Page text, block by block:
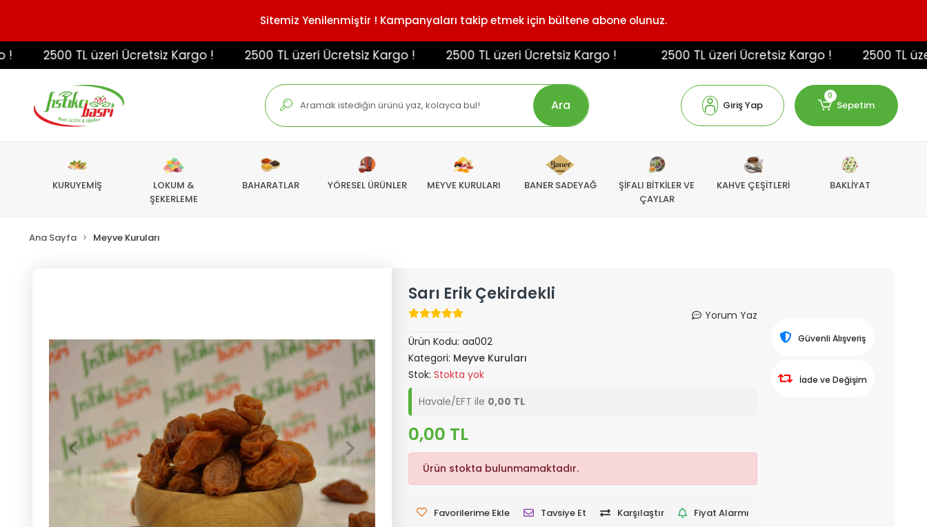
Sitemiz Yenilenmiştir ! Kampanyaları takip etmek için bültene abone olunuz.
2500 TL üzeri Ücretsiz Kargo ! 2500 TL üzeri Ücretsiz Kargo ! 2500 TL üzeri Ücretsiz Kargo ! 2500 TL üzeri Ücretsiz Kargo ! 2500 TL üzeri
Ara Giriş Yap
0
Sepetim
KURUYEMİŞ
LOKUM &
ŞEKERLEME
BAHARATLAR YÖRESEL ÜRÜNLER MEYVE KURULARI BANER SADEYAĞ
ŞİFALI BİTKİLER VE
ÇAYLAR
KAHVE ÇEŞİTLERİ BAKLİYAT
Ana Sayfa Meyve Kuruları
Sarı Erik Çekirdekli
Yorum Yaz
Ürün Kodu: aa002
Kategori: Meyve Kuruları
Stok: Stokta yok
Havale/EFT ile 0,00 TL
0,00 TL
Ürün stokta bulunmamaktadır.
Favorilerime Ekle Tavsiye Et Karşılaştır Fiyat Alarmı
Güvenli Alışveriş
İade ve Değişim